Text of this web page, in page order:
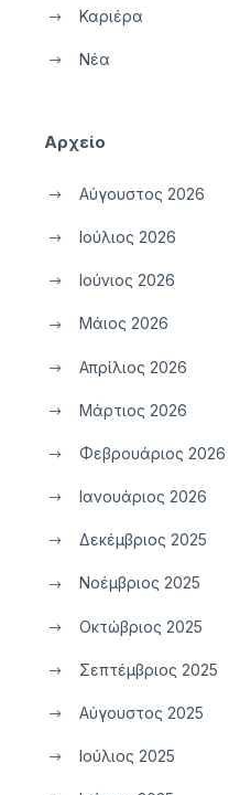
Καριέρα
Νέα
Αρχείο
Αύγουστος 2026
Ιούλιος 2026
Ιούνιος 2026
Μάιος 2026
Απρίλιος 2026
Μάρτιος 2026
Φεβρουάριος 2026
Ιανουάριος 2026
Δεκέμβριος 2025
Νοέμβριος 2025
Οκτώβριος 2025
Σεπτέμβριος 2025
Αύγουστος 2025
Ιούλιος 2025